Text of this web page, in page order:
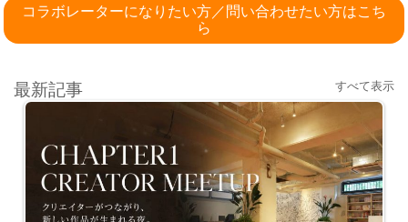
コラボレーターになりたい方／問い合わせたい方はこち
ら
最新記事 すべて表示